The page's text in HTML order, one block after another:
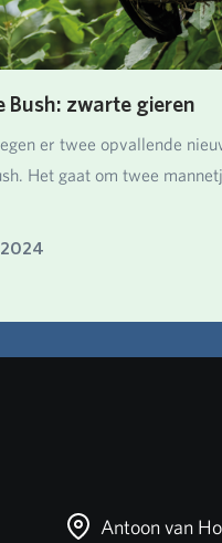
Bush: zwarte gieren
er twee opvallende
Het gaat om twee
Antoon van